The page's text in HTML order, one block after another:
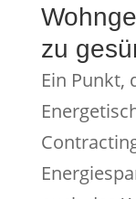
zu
Ein Punkt,